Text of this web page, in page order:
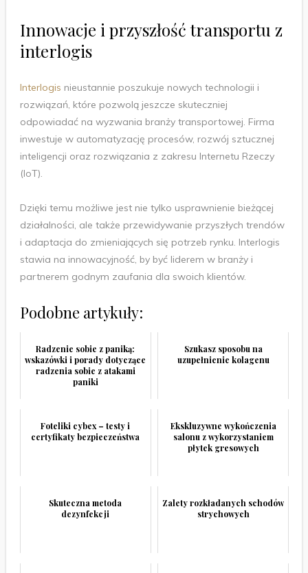
Innowacje i przyszłość transportu z
interlogis
Interlogis nieustannie poszukuje nowych technologii i
rozwiązań, które pozwolą jeszcze skuteczniej
odpowiadać na wyzwania branży transportowej. Firma
inwestuje w automatyzację procesów, rozwój sztucznej
inteligencji oraz rozwiązania z zakresu Internetu Rzeczy
(IoT).
Dzięki temu możliwe jest nie tylko usprawnienie bieżącej
działalności, ale także przewidywanie przyszłych trendów
i adaptacja do zmieniających się potrzeb rynku. Interlogis
stawia na innowacyjność, by być liderem w branży i
partnerem godnym zaufania dla swoich klientów.
Podobne artykuły:
Radzenie sobie z paniką:
wskazówki i porady dotyczące
radzenia sobie z atakami
paniki
Szukasz sposobu na
uzupełnienie kolagenu
Foteliki cybex – testy i
certyfikaty bezpieczeństwa
Ekskluzywne wykończenia
salonu z wykorzystaniem
płytek gresowych
Skuteczna metoda
dezynfekcji
Zalety rozkładanych schodów
strychowych